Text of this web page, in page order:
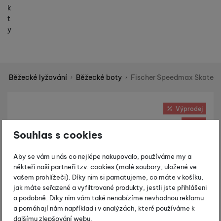
Souhlas s cookies
Aby se vám u nás co nejlépe nakupovalo, používáme my a
někteří naši partneři tzv. cookies (malé soubory, uložené ve
vašem prohlížeči). Díky nim si pamatujeme, co máte v košíku,
jak máte seřazené a vyfiltrované produkty, jestli jste přihlášeni
a podobně. Díky nim vám také nenabízíme nevhodnou reklamu
a pomáhají nám například i v analýzách, které používáme k
dalšímu zlepšování webu.
k
t
y
Běžecké lyžování Běžecké boty Fischer Speedmax Skate
Výprodej